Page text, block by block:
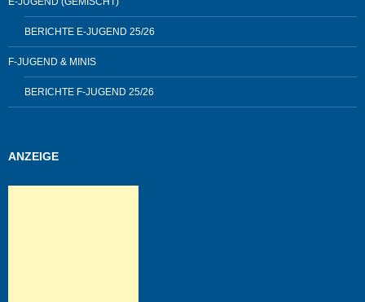
BERICHTE E-JUGEND 25/26
F-JUGEND & MINIS
BERICHTE F-JUGEND 25/26
ANZEIGE